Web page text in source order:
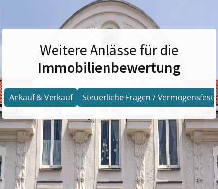
Weitere Anlässe für die
Immobilienbewertung
Ankauf & Verkauf Steuerliche Fragen /